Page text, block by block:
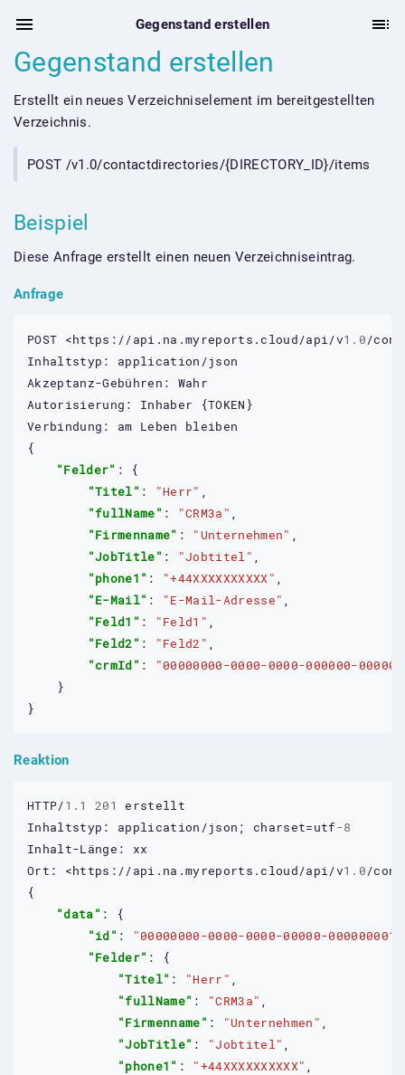
Gegenstand erstellen
Gegenstand erstellen
Erstellt ein neues Verzeichniselement im bereitgestellten
Verzeichnis.
POST /v1.0/contactdirectories/{DIRECTORY_ID}/items
Beispiel
Diese Anfrage erstellt einen neuen Verzeichniseintrag.
Anfrage
POST <https://api.na.myreports.cloud/api/v1.0/
Inhaltstyp:
application/json
Akzeptanz-Gebühren:
Wahr
Autorisierung:
Inhaber {TOKEN
Verbindung:
am Leben
bleiben
{
"Felder" : {
"Titel" : "Herr" ,
"fullName" : "CRM3a" ,
"Firmenname" : "Unternehmen" ,
"JobTitle" : "Jobtitel" ,
"phone1" : "+44XXXXXXXXXX" ,
"E-Mail" : "E-Mail-Adresse" ,
"Feld1" : "Feld1" ,
"Feld2" : "Feld2" ,
"crmId" :
"00000000-0000-0000-000000-
    }
}
Reaktion
HTTP/1.1 201
erstellt
Inhaltstyp:
application/json; charset=utf-8
Inhalt-Länge:
xx
Ort:
<https://api.na.myreports.cloud/api/v1.0/
{
"data" : {
"id" :
"00000000-0000-0000-00000-
"Felder" : {
"Titel" : "Herr" ,
"fullName" : "CRM3a" ,
"Firmenname" : "Unternehmen" ,
"JobTitle" : "Jobtitel" ,
"phone1" : "+44XXXXXXXXXX" ,